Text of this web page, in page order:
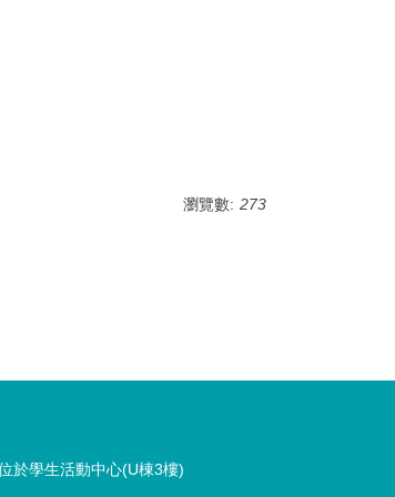
瀏覽數: 273
於學生活動中心(U棟3樓)